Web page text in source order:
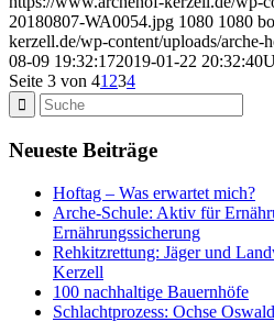
20180807-WA0054.jpg 1080 1080
kerzell.de/wp-content/uploads/arche-
08-09 19:32:172019-01-22 20:32:40
Seite 3 von 41 234
Neueste Beiträge
Hoftag – Was erwartet mich?
Arche-Schule: Aktiv für
Ernährungssicherung
Rehkitzrettung: Jäger und
Kerzell
100 nachhaltige Bauernhöfe
Schlachtprozess: Ochse